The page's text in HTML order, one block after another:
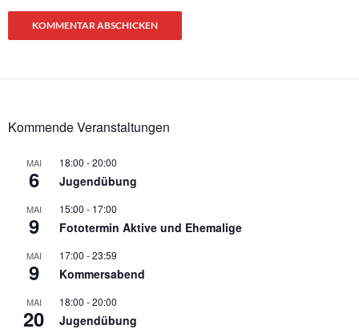
Kommende Veranstaltungen
MAI
6
18:00 -20:00
Jugendübung
MAI
9
15:00 - 17:00
Fototermin Aktive und Ehemalige
MAI
9
17:00 -23:59
Kommersabend
MAI
20
18:00 -20:00
Jugendübung